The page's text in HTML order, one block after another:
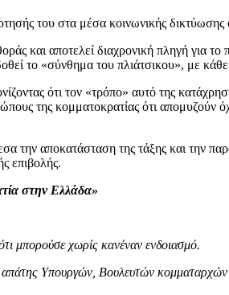
του στα μέσα κοινωνικής
και αποτελεί διαχρονική πληγή για
το «σύνθημα του πλιάτσικου», με
ότι τον «τρόπο» αυτό της
της κομματοκρατίας ότι απομυζούν
την αποκατάσταση της τάξης και την
επιβολής.
στην Ελλάδα»
μπορούσε χωρίς κανέναν ενδοιασμό.
Υπουργών, Βουλευτών κομματαρχών